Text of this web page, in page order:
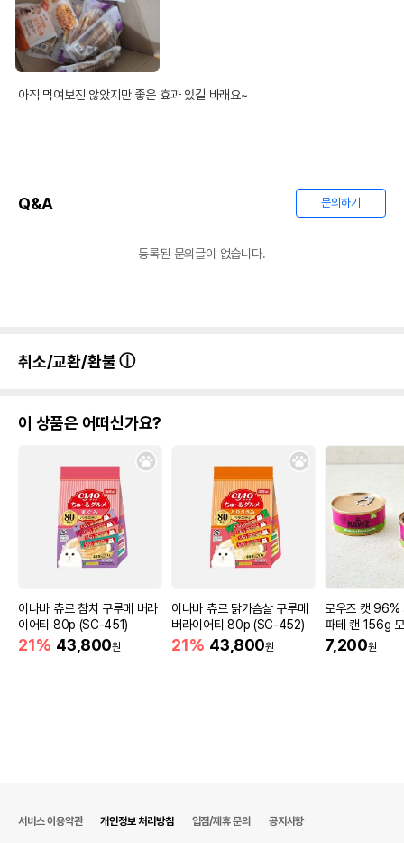
아직 먹여보진 않았지만 좋은 효과 있길 바래요~
Q&A 문의하기
등록된 문의글이 없습니다.
취소/교환/환불
이 상품은 어떠신가요?
이나바 츄르 참치 구루메 버라
이어티 80p (SC-451)
21% 43,800원
이나바 츄르 닭가슴살 구루메
버라이어티 80p (SC-452)
21% 43,800원
로우즈 캣 96%
파테 캔 156g
7,200원
서비스 이용약관 개인정보 처리방침 입점/제휴 문의 공지사항